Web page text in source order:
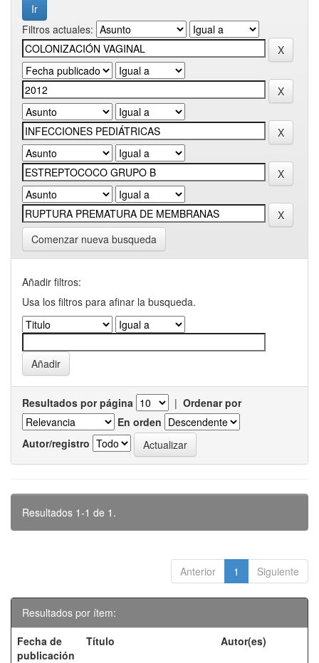
Filtros actuales:
Comenzar nueva busqueda
Añadir filtros:
Usa los filtros para afinar la busqueda.
Resultados por página | Ordenar por
En orden
Autor/registro
Resultados 1-1 de 1.
Anterior 1 Siguiente
Resultados por ítem:
Fecha de
publicación
Título Autor(es)